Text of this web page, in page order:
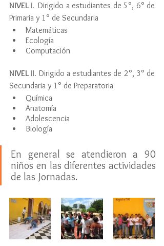
NIVEL I. Dirigido a estudiantes de 5°, 6° de
Primaria y 1° de Secundaria
Matemáticas
Ecología
Computación
NIVEL II. Dirigido a estudiantes de 2°, 3° de
Secundaria y 1° de Preparatoria
Química
Anatomía
Adolescencia
Biología
En general se atendieron a 90
niños en las diferentes actividades
de las Jornadas.